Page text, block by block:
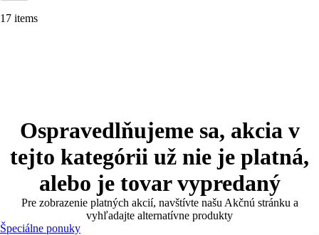
17 items
Ospravedlňujeme sa, akcia v
tejto kategórii už nie je platná,
alebo je tovar vypredaný
Pre zobrazenie platných akcií, navštívte našu Akčnú stránku a
vyhľadajte alternatívne produkty
Špeciálne ponuky